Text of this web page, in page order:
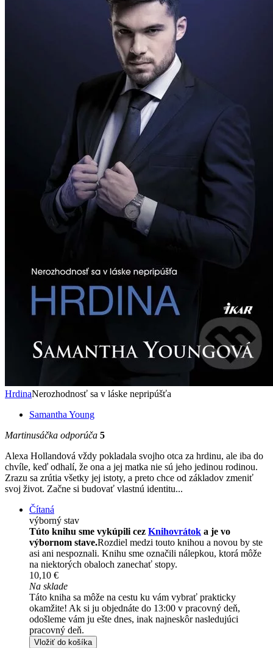
HrdinaNerozhodnosť sa v láske nepripúšťa
Samantha Young
Martinusáčka odporúča 5
Alexa Hollandová vždy pokladala svojho otca za hrdinu, ale iba do
chvíle, keď odhalí, že ona a jej matka nie sú jeho jedinou rodinou.
Zrazu sa zrútia všetky jej istoty, a preto chce od základov zmeniť
svoj život. Začne si budovať vlastnú identitu...
Čítaná
výborný stav
Túto knihu sme vykúpili cez Knihovrátok a je vo
výbornom stave.Rozdiel medzi touto knihou a novou by ste
asi ani nespoznali. Knihu sme označili nálepkou, ktorá môže
na niektorých obaloch zanechať stopy.
10,10 €
Na sklade
Táto kniha sa môže na cestu ku vám vybrať prakticky
okamžite! Ak si ju objednáte do 13:00 v pracovný deň,
odošleme vám ju ešte dnes, inak najneskôr nasledujúci
pracovný deň.
Vložiť do košíka